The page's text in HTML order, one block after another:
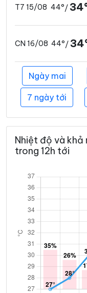
T7 15/08 44°/
CN 16/08 44°/
Ngày mai
7 ngày tới
Nhiệt độ và khả
trong 12h tới